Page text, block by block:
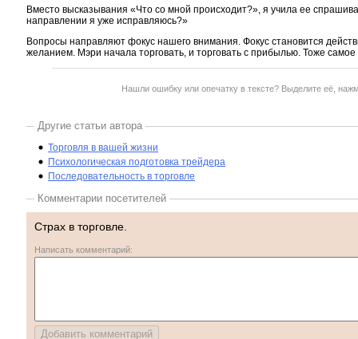
Вместо высказывания «Что со мной происходит?», я учила ее
направлении я уже исправляюсь?»
Вопросы направляют фокус нашего внимания. Фокус становится
желанием. Мэри начала торговать, и торговать с прибылью. Тоже
Нашли ошибку или опечатку в тексте? Выделите её,
Другие статьи автора
Торговля в вашей жизни
Психологическая подготовка трейдера
Последовательность в торговле
Комментарии посетителей
Страх в торговле.
Написать комментарий: